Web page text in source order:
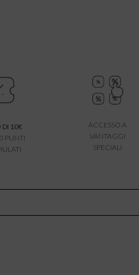
10€
PUNTI
ACCESSO A
VANTAGGI
SPECIALI